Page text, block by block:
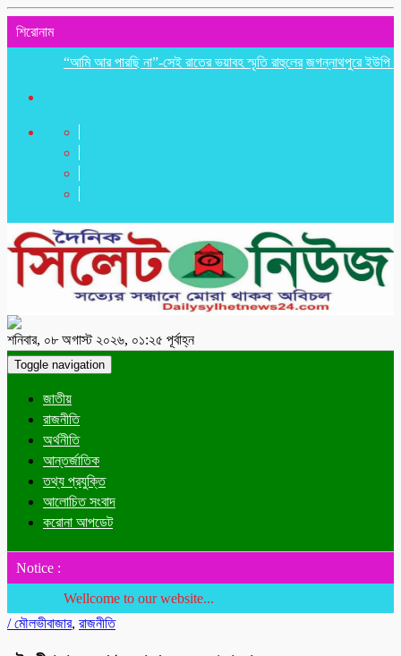
শিরোনাম
“আমি আর পারছি না”-সেই রাতের ভয়াবহ স্মৃতি রাহুলের জগন্নাথপুরে ইউপি সদস্য
শনিবার, ০৮ অগাস্ট ২০২৬, ০১:২৫ পূর্বাহ্ন
Toggle navigation
জাতীয়
রাজনীতি
অর্থনীতি
আন্তর্জাতিক
তথ্য প্রযুক্তি
আলোচিত সংবাদ
করোনা আপডেট
Notice :
Wellcome to our website...
/মৌলভীবাজার, রাজনীতি